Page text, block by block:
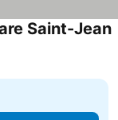
Saint-Jean